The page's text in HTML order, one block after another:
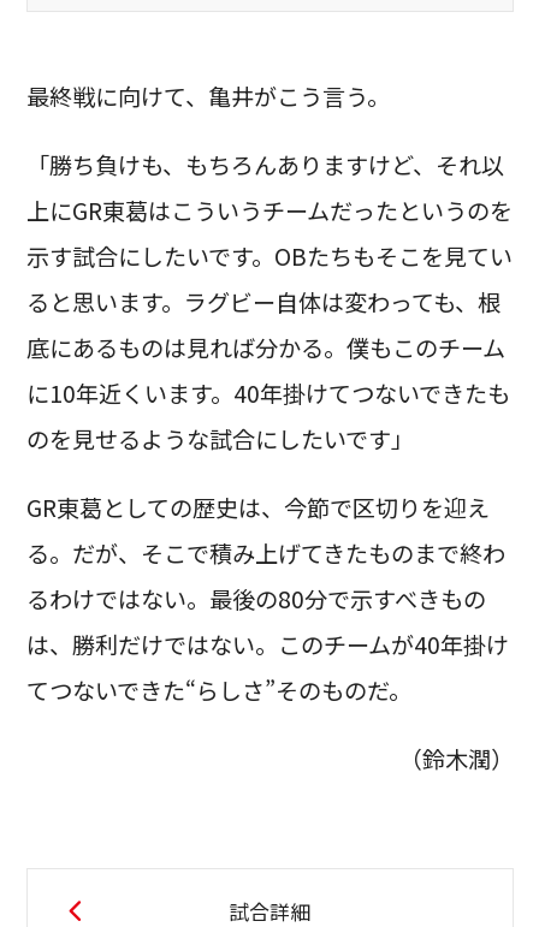
最終戦に向けて、亀井がこう言う。
「勝ち負けも、もちろんありますけど、それ以
上にGR東葛はこういうチームだったというのを
示す試合にしたいです。OBたちもそこを見てい
ると思います。ラグビー自体は変わっても、根
底にあるものは見れば分かる。僕もこのチーム
に10年近くいます。40年掛けてつないできたも
のを見せるような試合にしたいです」
GR東葛としての歴史は、今節で区切りを迎え
る。だが、そこで積み上げてきたものまで終わ
るわけではない。最後の80分で示すべきもの
は、勝利だけではない。このチームが40年掛け
てつないできた“らしさ”そのものだ。
（鈴木潤）
試合詳細